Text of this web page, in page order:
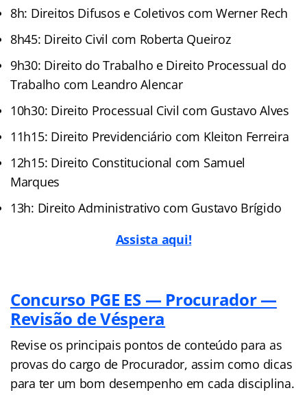
8h: Direitos Difusos e Coletivos com Werner Rech
8h45: Direito Civil com Roberta Queiroz
9h30: Direito do Trabalho e Direito Processual do
Trabalho com Leandro Alencar
10h30: Direito Processual Civil com Gustavo Alves
11h15: Direito Previdenciário com Kleiton Ferreira
12h15: Direito Constitucional com Samuel
Marques
13h: Direito Administrativo com Gustavo Brígido
Assista aqui!
Concurso PGE ES — Procurador —
Revisão de Véspera
Revise os principais pontos de conteúdo para as
provas do cargo de Procurador, assim como dicas
para ter um bom desempenho em cada disciplina.